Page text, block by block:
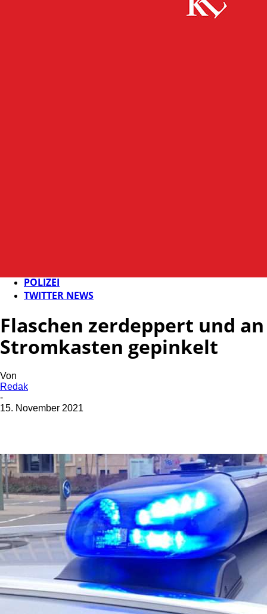
POLIZEI
TWITTER NEWS
Flaschen zerdeppert und an
Stromkasten gepinkelt
Von
Redak
-
15. November 2021